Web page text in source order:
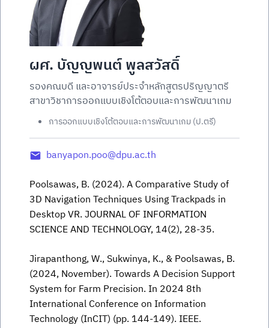
ผศ. บัญญพนต์ พูลสวัสดิ์
รองคณบดี และอาจารย์ประจำหลักสูตรปริญญาตรี
สาขาวิชาการออกแบบเชิงโต้ตอบและการพัฒนาเกม
การออกแบบเชิงโต้ตอบและการพัฒนาเกม (ป.ตรี)
banyapon.poo@dpu.ac.th
Poolsawas, B. (2024). A Comparative Study of
3D Navigation Techniques Using Trackpads in
Desktop VR. JOURNAL OF INFORMATION
SCIENCE AND TECHNOLOGY, 14(2), 28-35.
Jirapanthong, W., Sukwinya, K., & Poolsawas, B.
(2024, November). Towards A Decision Support
System for Farm Precision. In 2024 8th
International Conference on Information
Technology (InCIT) (pp. 144-149). IEEE.